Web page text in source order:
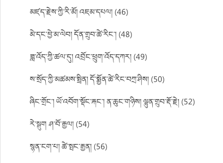
མཛད་རྗེས་ཀྱི་རི་མོ། འཇམ་དཔལ། (46)
མེ་དང་ཕྱེ་མ་ལེབ། དོན་གྲུབ་ཚེ་རིང་། (48)
ཟླ་འོད་ཀྱི་ཚལ་དུ། འབྲོང་ཕྲུག་འོད་དཀར། (49)
ས་སྲོད་ཀྱི་མཚམས་སྤྲིན། དོ་སྨྱོན་ཚེ་རིང་བཀྲ་ཤིས། (50)
ཞིང་གྲོང་། ཡོ་འབོག་སྡོང་རྐང་། ན་ཆུང་གཉིས། ལྷུན་གྲུབ་རྡོ་རྗེ། (52)
རེ་སྒུག ཤ་བོ་རྒྱལ། (54)
སྙན་ངག་པ། ཚེ་སྤང་རྒྱན། (56)